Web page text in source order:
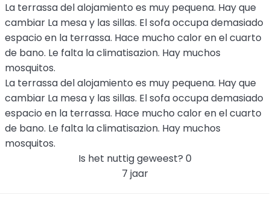
La terrassa del alojamiento es muy pequena. Hay que
cambiar La mesa y las sillas. El sofa occupa demasiado
espacio en la terrassa. Hace mucho calor en el cuarto
de bano. Le falta la climatisazion. Hay muchos
mosquitos.
La terrassa del alojamiento es muy pequena. Hay que
cambiar La mesa y las sillas. El sofa occupa demasiado
espacio en la terrassa. Hace mucho calor en el cuarto
de bano. Le falta la climatisazion. Hay muchos
mosquitos.
Is het nuttig geweest? 0
7 jaar